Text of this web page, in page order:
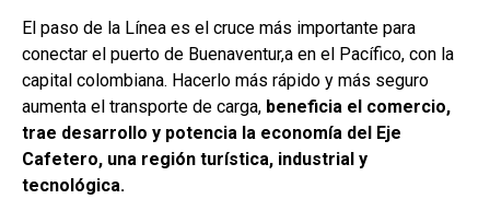
El paso de la Línea es el cruce más importante para
conectar el puerto de Buenaventur,a en el Pacífico, con la
capital colombiana. Hacerlo más rápido y más seguro
aumenta el transporte de carga, beneficia el comercio,
trae desarrollo y potencia la economía del Eje
Cafetero, una región turística, industrial y
tecnológica.